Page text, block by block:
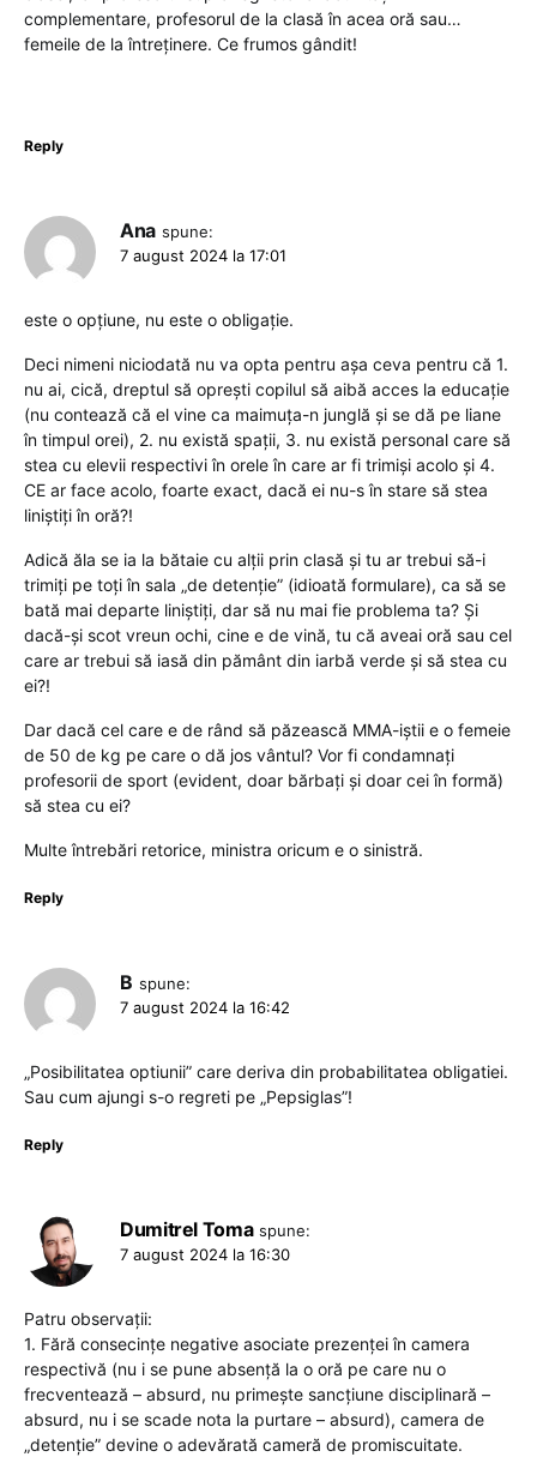
complementare, profesorul de la clasă în acea oră sau…
femeile de la întreținere. Ce frumos gândit!
Reply
Ana spune:
7 august 2024 la 17:01
este o opțiune, nu este o obligație.
Deci nimeni niciodată nu va opta pentru așa ceva pentru că 1.
nu ai, cică, dreptul să oprești copilul să aibă acces la educație
(nu contează că el vine ca maimuța-n junglă și se dă pe liane
în timpul orei), 2. nu există spații, 3. nu există personal care să
stea cu elevii respectivi în orele în care ar fi trimiși acolo și 4.
CE ar face acolo, foarte exact, dacă ei nu-s în stare să stea
liniștiți în oră?!
Adică ăla se ia la bătaie cu alții prin clasă și tu ar trebui să-i
trimiți pe toți în sala „de detenție” (idioată formulare), ca să se
bată mai departe liniștiți, dar să nu mai fie problema ta? Și
dacă-și scot vreun ochi, cine e de vină, tu că aveai oră sau cel
care ar trebui să iasă din pământ din iarbă verde și să stea cu
ei?!
Dar dacă cel care e de rând să păzească MMA-iștii e o femeie
de 50 de kg pe care o dă jos vântul? Vor fi condamnați
profesorii de sport (evident, doar bărbați și doar cei în formă)
să stea cu ei?
Multe întrebări retorice, ministra oricum e o sinistră.
Reply
B spune:
7 august 2024 la 16:42
„Posibilitatea optiunii” care deriva din probabilitatea obligatiei.
Sau cum ajungi s-o regreti pe „Pepsiglas”!
Reply
Dumitrel Toma spune:
7 august 2024 la 16:30
Patru observații:
1. Fără consecințe negative asociate prezenței în camera
respectivă (nu i se pune absență la o oră pe care nu o
frecventează – absurd, nu primește sancțiune disciplinară –
absurd, nu i se scade nota la purtare – absurd), camera de
„detenție” devine o adevărată cameră de promiscuitate.